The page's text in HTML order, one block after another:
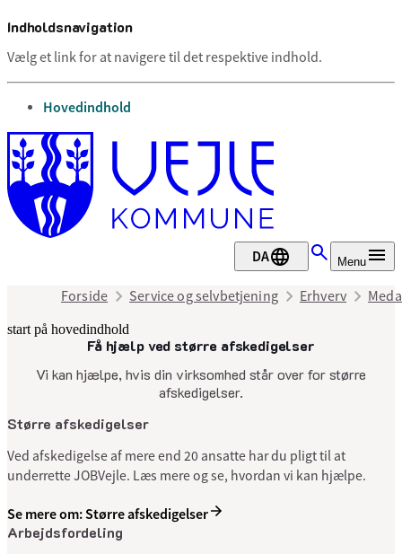
Indholdsnavigation
Vælg et link for at navigere til det respektive indhold.
gå til
Hovedindhold
DA Menu
Forside Service og selvbetjening Erhverv
start på hovedindhold
Få hjælp ved større afskedigelser
Vi kan hjælpe, hvis din virksomhed står over for større
afskedigelser.
senest opdateret 18. februar 2025
Større afskedigelser
Ved afskedigelse af mere end 20 ansatte har du pligt til at
underrette JOBVejle. Læs mere og se, hvordan vi kan hjælpe.
Se mere om: Større afskedigelser
Arbejdsfordeling